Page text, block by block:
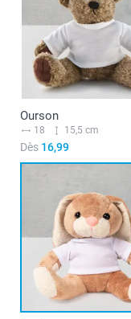
Ourson
18 15,5 cm
Dès 16,99